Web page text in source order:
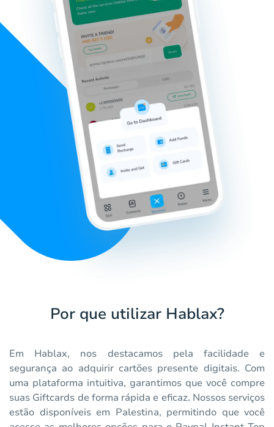
Por que utilizar Hablax?
Em Hablax, nos destacamos pela facilidade e
segurança ao adquirir cartões presente digitais. Com
uma plataforma intuitiva, garantimos que você compre
suas Giftcards de forma rápida e eficaz. Nossos serviços
estão disponíveis em Palestina, permitindo que você